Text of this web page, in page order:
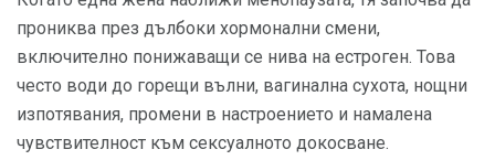
прониква през дълбоки хормонални смени,
включително понижаващи се нива на естроген. Това
често води до горещи вълни, вагинална сухота, нощни
изпотявания, промени в настроението и намалена
чувствителност към сексуалното докосване.